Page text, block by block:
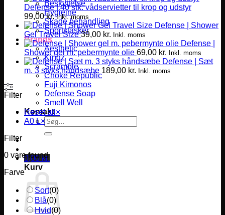
Beskyttelse
Hygiejne
Skade behandling
Sportstasker
Brands
Aesthetic
Kingz
Scramble
Choke Republic
Fuji Kimonos
Defense Soap
Smell Well
Kontakt
Søg
efter:
0,00 kr.
Kurv
Defense | 40 stk. vådservietter til krop og udstyr
99,00kr. Inkl. moms
Defense | Shower
Gel Travel Size 39,00 kr. Inkl. moms
Defense |
Shower gel m. pebermynte olie 69,00 kr. Inkl. moms
Defense | Sæt
m. 3 styks håndsæbe 189,00 kr. Inkl. moms
Filter
Reset all ×
A0 L×
Filter
0 vare found
Farve
Sort(0)
Blå(0)
Hvid(0)